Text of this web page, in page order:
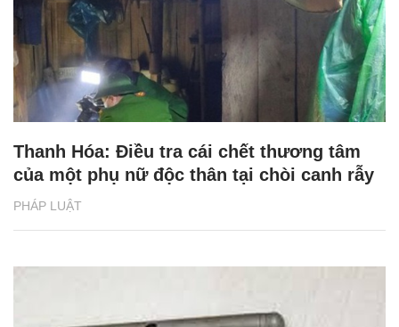
PHÁP LUẬT
Thanh Hóa: Điều tra cái chết thương tâm
của một phụ nữ độc thân tại chòi canh rẫy